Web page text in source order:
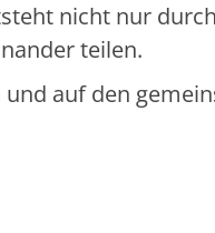
nicht nur
teilen.
auf den